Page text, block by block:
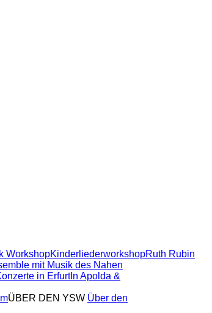
WorkshopKinderliederworkshopRuth Rubin
mit Musik des Nahen
in ErfurtIn Apolda &
ÜBER DEN YSW Über den